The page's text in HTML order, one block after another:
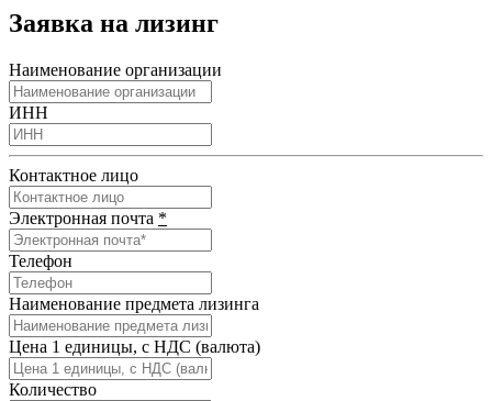
Заявка на лизинг
Наименование организации
ИНН
Контактное лицо
Электронная почта *
Телефон
Наименование предмета лизинга
Цена 1 единицы, с НДС (валюта)
Количество